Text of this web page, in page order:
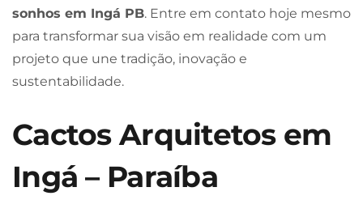
sonhos em Ingá PB. Entre em contato hoje mesmo
para transformar sua visão em realidade com um
projeto que une tradição, inovação e
sustentabilidade.
Cactos Arquitetos em
Ingá – Paraíba